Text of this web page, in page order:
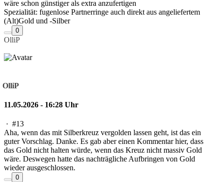
wäre schon günstiger als extra anzufertigen
Spezialität: fugenlose Partnerringe auch direkt aus angeliefertem
(Alt)Gold und -Silber
0
OlliP
OlliP
11.05.2026 - 16:28 Uhr
· #13
Aha, wenn das mit Silberkreuz vergolden lassen geht, ist das ein
guter Vorschlag. Danke. Es gab aber einen Kommentar hier, dass
das Gold nicht halten würde, wenn das Kreuz nicht massiv Gold
wäre. Deswegen hatte das nachträgliche Aufbringen von Gold
wieder ausgeschlossen.
0